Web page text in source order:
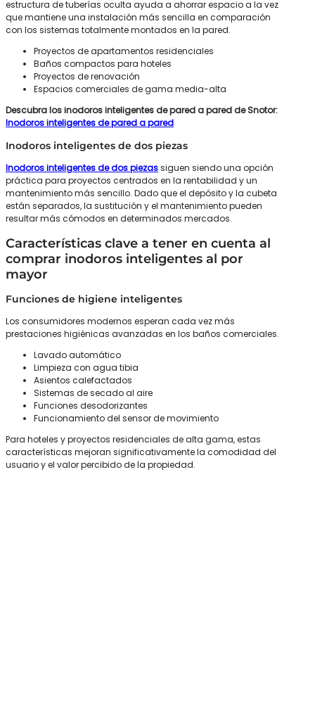
estructura de tuberías oculta ayuda a ahorrar espacio a la vez
que mantiene una instalación más sencilla en comparación
con los sistemas totalmente montados en la pared.
Proyectos de apartamentos residenciales
Baños compactos para hoteles
Proyectos de renovación
Espacios comerciales de gama media-alta
Descubra los inodoros inteligentes de pared a pared de Snotor:
Inodoros inteligentes de pared a pared
Inodoros inteligentes de dos piezas
Inodoros inteligentes de dos piezassiguen siendo una opción
práctica para proyectos centrados en la rentabilidad y un
mantenimiento más sencillo. Dado que el depósito y la cubeta
están separados, la sustitución y el mantenimiento pueden
resultar más cómodos en determinados mercados.
Características clave a tener en cuenta al
comprar inodoros inteligentes al por
mayor
Funciones de higiene inteligentes
Los consumidores modernos esperan cada vez más
prestaciones higiénicas avanzadas en los baños comerciales.
Lavado automático
Limpieza con agua tibia
Asientos calefactados
Sistemas de secado al aire
Funciones desodorizantes
Funcionamiento del sensor de movimiento
Para hoteles y proyectos residenciales de alta gama, estas
características mejoran significativamente la comodidad del
usuario y el valor percibido de la propiedad.